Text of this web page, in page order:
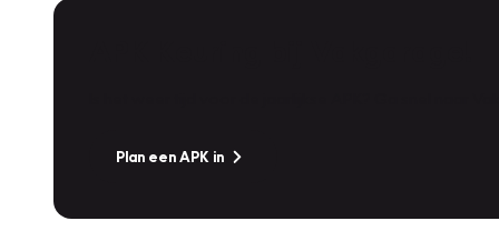
Plan een APK in